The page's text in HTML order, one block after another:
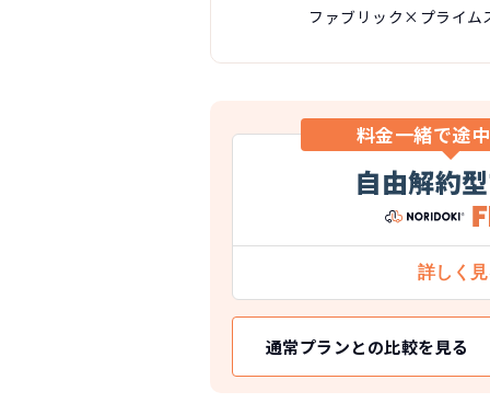
ファブリック×プライム
料金一緒で途
自由解約
通常プランとの比較を見る